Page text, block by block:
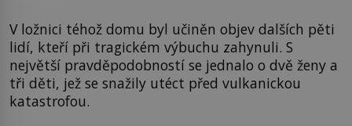
V ložnici téhož domu byl učiněn objev dalších pěti
lidí, kteří při tragickém výbuchu zahynuli. S
největší pravděpodobností se jednalo o dvě ženy a
tři děti, jež se snažily utéct před vulkanickou
katastrofou.